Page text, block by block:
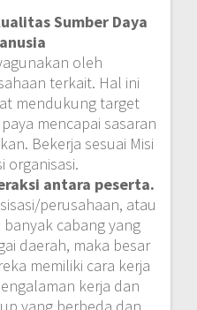
Sumber Daya
oleh
terkait. Hal ini
mendukung target
mencapai sasaran
Bekerja sesuai Misi
organisasi.
antara peserta.
perusahaan, atau
cabang yang
daerah, maka besar
memiliki cara kerja
kerja dan